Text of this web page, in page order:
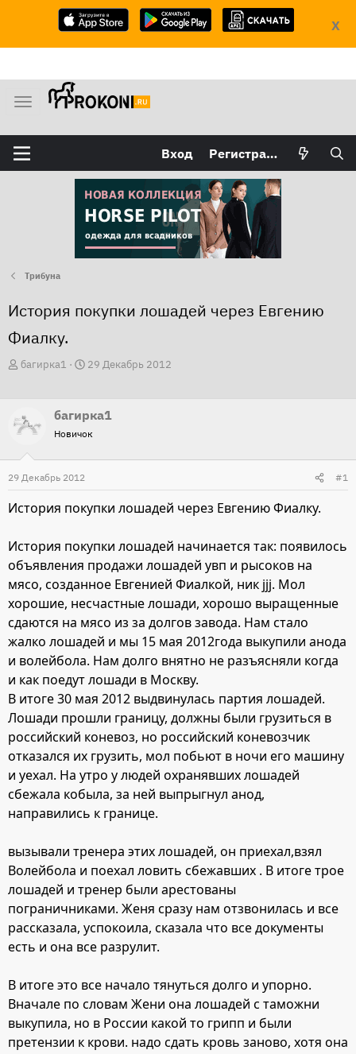
X
М
н
ю
Вход Регистрация
Трибуна
История покупки лошадей через Евгению
Фиалку.
А
о
т
е
ы
багирка1
Д
а
н
а
л
29 Декабрь 2012
багирка1
Новичок
29 Декабрь 2012 #1
История покупки лошадей через Евгению Фиалку.
История покупки лошадей начинается так: появилось
объявления продажи лошадей увп и рысоков на
мясо, созданное Евгенией Фиалкой, ник jjj. Мол
хорошие, несчастные лошади, хорошо выращенные
сдаются на мясо из за долгов завода. Нам стало
жалко лошадей и мы 15 мая 2012года выкупили анода
и волейбола. Нам долго внятно не разъясняли когда
и как поедут лошади в Москву.
В итоге 30 мая 2012 выдвинулась партия лошадей.
Лошади прошли границу, должны были грузиться в
российский коневоз, но российский коневозчик
отказался их грузить, мол побьют в ночи его машину
и уехал. На утро у людей охранявших лошадей
сбежала кобыла, за ней выпрыгнул анод,
направились к границе.
вызывали тренера этих лошадей, он приехал,взял
Волейбола и поехал ловить сбежавших . В итоге трое
лошадей и тренер были арестованы
пограничниками. Женя сразу нам отзвонилась и все
рассказала, успокоила, сказала что все документы
есть и она все разрулит.
В итоге это все начало тянуться долго и упорно.
Вначале по словам Жени она лошадей с таможни
выкупила, но в России какой то грипп и были
претензии к крови. надо сдать кровь заново, хотя она